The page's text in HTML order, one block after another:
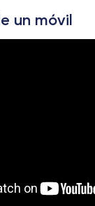
un móvil